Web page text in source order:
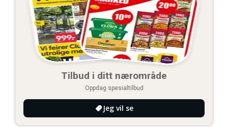
Tilbud i ditt nærområde
Oppdag spesialtilbud
Jeg vil se